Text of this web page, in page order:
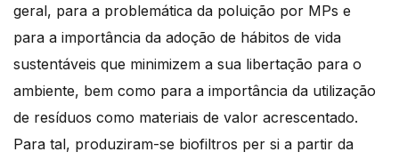
geral, para a problemática da poluição por MPs e
para a importância da adoção de hábitos de vida
sustentáveis que minimizem a sua libertação para o
ambiente, bem como para a importância da utilização
de resíduos como materiais de valor acrescentado.
Para tal, produziram-se biofiltros per si a partir da